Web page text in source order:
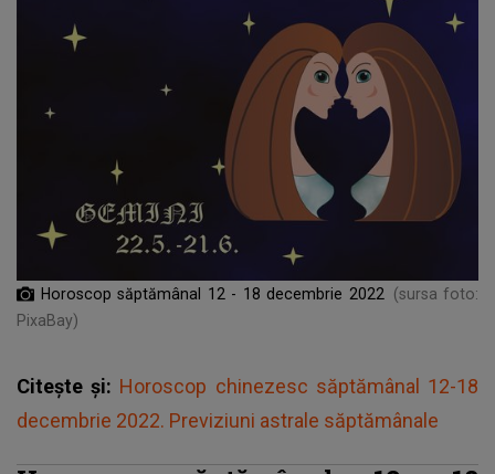
Horoscop săptămânal 12 - 18 decembrie 2022 (sursa foto:
PixaBay)
Citește și: Horoscop chinezesc săptămânal 12-18
decembrie 2022. Previziuni astrale săptămânale